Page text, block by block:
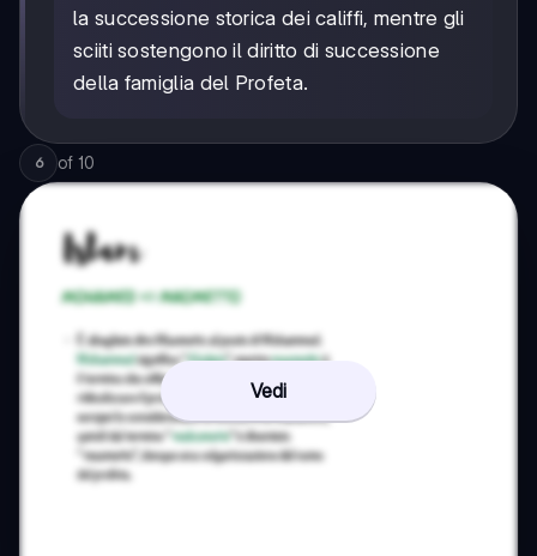
la successione storica dei califfi, mentre gli
sciiti sostengono il diritto di successione
della famiglia del Profeta.
6 of 10
Vedi